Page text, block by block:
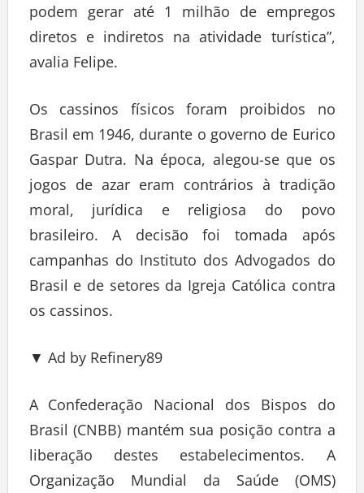
podem gerar até 1 milhão de empregos
diretos e indiretos na atividade turística”,
avalia Felipe.
Os cassinos físicos foram proibidos no
Brasil em 1946, durante o governo de Eurico
Gaspar Dutra. Na época, alegou-se que os
jogos de azar eram contrários à tradição
moral, jurídica e religiosa do povo
brasileiro. A decisão foi tomada após
campanhas do Instituto dos Advogados do
Brasil e de setores da Igreja Católica contra
os cassinos.
▼ Ad by Refinery89
A Confederação Nacional dos Bispos do
Brasil (CNBB) mantém sua posição contra a
liberação destes estabelecimentos. A
Organização Mundial da Saúde (OMS)